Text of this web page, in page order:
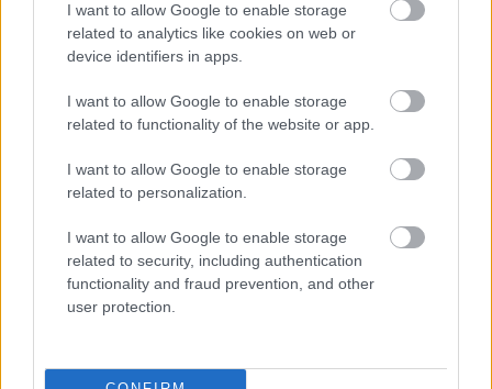
I want to allow Google to enable storage
related to analytics like cookies on web or
device identifiers in apps.
I want to allow Google to enable storage
related to functionality of the website or app.
I want to allow Google to enable storage
related to personalization.
I want to allow Google to enable storage
related to security, including authentication
functionality and fraud prevention, and other
user protection.
De vajon mit szólnak a taxisok a mostani
viszonylag magas benzin költségekhez?
A heti vagy a havi üzemanyagárak
változását nehéz lenne egy-egy tarifa
korrekcióval követni, mert többet
költenének a szolgáltatók a hitelesített
mérőeszközök tarifa állítására, az
éppen csökkenésekor